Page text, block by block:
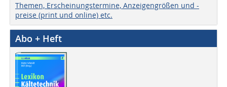
Themen, Erscheinungstermine, Anzeigengrößen und -
preise (print und online) etc.
Abo + Heft